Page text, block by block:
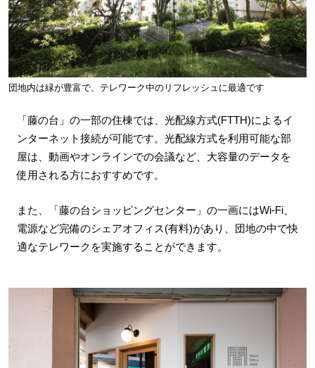
団地内は緑が豊富で、テレワーク中のリフレッシュに最適です
「藤の台」の一部の住棟では、光配線方式(FTTH)によるイ
ンターネット接続が可能です。光配線方式を利用可能な部
屋は、動画やオンラインでの会議など、大容量のデータを
使用される方におすすめです。
また、「藤の台ショッピングセンター」の一画にはWi-Fi、
電源など完備のシェアオフィス(有料)があり、団地の中で快
適なテレワークを実施することができます。